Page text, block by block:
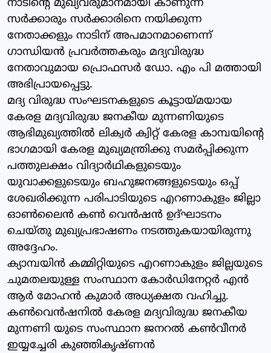
നാടിന്റെ മുഖ്യവരുമാനമായി കാണുന്ന
സര്‍ക്കാരും സര്‍ക്കാരിനെ നയിക്കുന്ന
നേതാക്കളും നാടിന് അപമാനമാണെന്ന്
ഗാന്ധിയന്‍ പ്രവര്‍ത്തകരും മദ്യവിരുദ്ധ
നേതാവുമായ പ്രൊഫസര്‍ ഡോ. എം പി മത്തായി
അഭിപ്രായപ്പെട്ടു.
മദ്യ വിരുദ്ധ സംഘടനകളുടെ കൂട്ടായ്മയായ
കേരള മദ്യവിരുദ്ധ ജനകീയ മുന്നണിയുടെ
ആഭിമുഖ്യത്തില്‍ ലിക്വര്‍ ക്വിറ്റ് കേരള കാമ്പയിന്റെ
ഭാഗമായി കേരള മുഖ്യമന്ത്രിക്കു സമര്‍പ്പിക്കുന്ന
പത്തുലക്ഷം വിദ്യാര്‍ഥികളുടെയും
യുവാക്കളുടെയും ബഹുജനങ്ങളുടെയും ഒപ്പ്
ശേഖരിക്കുന്ന പരിപാടിയുടെ എറണാകുളം ജില്ലാ
ഓണ്‍ലൈന്‍ കണ്‍ വെന്‍ഷന്‍ ഉദ്ഘാടനം
ചെയ്തു മുഖ്യപ്രഭാഷണം നടത്തുകയായിരുന്നു
അദ്ദേഹം.
ക്യാമ്പയിന്‍ കമ്മിറ്റിയുടെ എറണാകുളം ജില്ലയുടെ
ചുമതലയുള്ള സംസ്ഥാന കോര്‍ഡിനേറ്റര്‍ എന്‍
ആര്‍ മോഹന്‍ കുമാര്‍ അധ്യക്ഷത വഹിച്ചു.
കണ്‍വെന്‍ഷനില്‍ കേരള മദ്യവിരുദ്ധ ജനകീയ
മുന്നണി യുടെ സംസ്ഥാന ജനറല്‍ കണ്‍വീനര്‍
ഇയ്യച്ചേരി കുഞ്ഞികൃഷ്ണന്‍